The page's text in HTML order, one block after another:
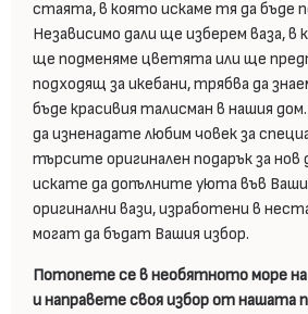
стаята, в която искаме тя да бъде
Независимо дали ще изберем ваза, в
ще подменяме цветята или ще
подходящ за икебани, трябва да
бъде красивия талисман в нашия
да изненадате любим човек за
търсите оригинален подарък за нов
искате да допълните уюта във
оригинални вази, изработени в
могат да бъдат Вашия избор.
Потопете се в необятното море на
и направете своя избор от нашата